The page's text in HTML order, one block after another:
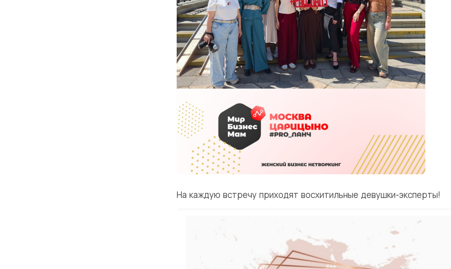
На каждую встречу приходят восхитильные девушки-эксперты!